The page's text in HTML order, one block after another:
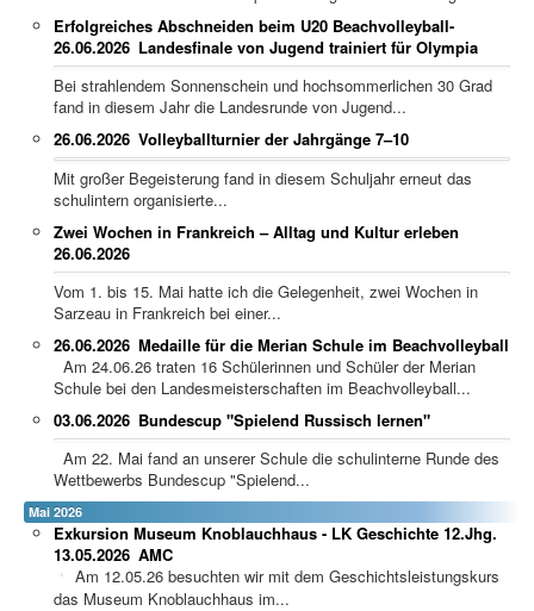
Erfolgreiches Abschneiden beim U20 Beachvolleyball-
Landesfinale von Jugend trainiert für Olympia
26.06.2026
Bei strahlendem Sonnenschein und hochsommerlichen 30 Grad
fand in diesem Jahr die Landesrunde von Jugend...
Volleyballturnier der Jahrgänge 7–10
26.06.2026
Mit großer Begeisterung fand in diesem Schuljahr erneut das
schulintern organisierte...
Zwei Wochen in Frankreich – Alltag und Kultur erleben
26.06.2026
Vom 1. bis 15. Mai hatte ich die Gelegenheit, zwei Wochen in
Sarzeau in Frankreich bei einer...
Medaille für die Merian Schule im Beachvolleyball
26.06.2026
Am 24.06.26 traten 16 Schülerinnen und Schüler der Merian
Schule bei den Landesmeisterschaften im Beachvolleyball...
Bundescup "Spielend Russisch lernen"
03.06.2026
Am 22. Mai fand an unserer Schule die schulinterne Runde des
Wettbewerbs Bundescup "Spielend...
Mai 2026
Exkursion Museum Knoblauchhaus - LK Geschichte 12.Jhg.
AMC
13.05.2026
Am 12.05.26 besuchten wir mit dem Geschichtsleistungskurs
das Museum Knoblauchhaus im...